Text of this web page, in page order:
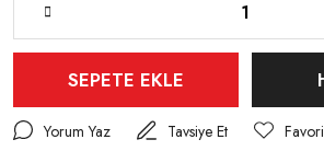
SEPETE EKLE
Yorum Yaz Tavsiye Et